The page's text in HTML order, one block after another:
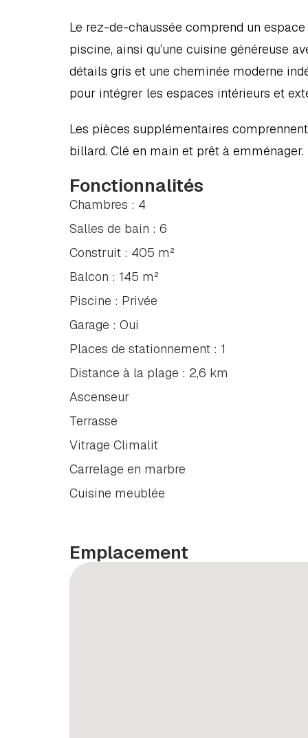
Le rez-de-chaussée comprend un
piscine, ainsi qu’une cuisine généreuse
détails gris et une cheminée moderne
pour intégrer les espaces intérieurs et
Les pièces supplémentaires
billard. Clé en main et prêt à emménager.
Fonctionnalités
Chambres : 4
Salles de bain : 6
Construit : 405 m²
Balcon : 145 m²
Piscine : Privée
Garage : Oui
Places de stationnement : 1
Distance à la plage : 2,6 km
Ascenseur
Terrasse
Vitrage Climalit
Carrelage en marbre
Cuisine meublée
Emplacement